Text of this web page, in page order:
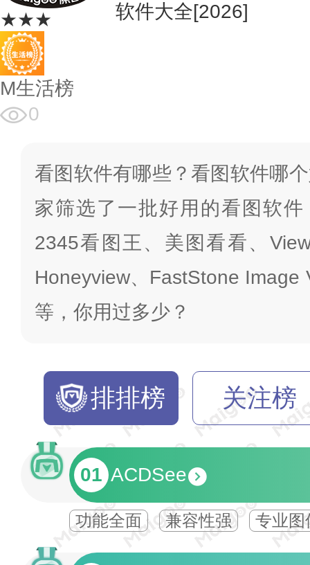
★★★
软件大全[2026]
M生活榜
0
看图软件有哪些？看图软件哪
家筛选了一批好用的看图软
2345看图王、美图看看、
Honeyview、FastStone Image
等，你用过多少？
排排榜 关注榜
01 ACDSee
功能全面 兼容性强 专业图